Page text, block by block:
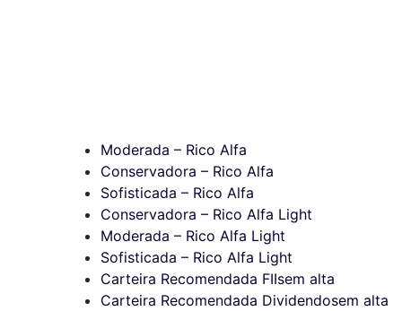
Moderada – Rico Alfa
Conservadora – Rico Alfa
Sofisticada – Rico Alfa
Conservadora – Rico Alfa Light
Moderada – Rico Alfa Light
Sofisticada – Rico Alfa Light
Carteira Recomendada FIIsem alta
Carteira Recomendada Dividendosem alta